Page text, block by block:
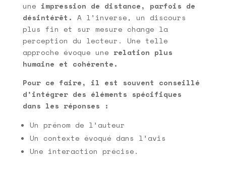
une impression de distance, parfois de
désintérêt. A l’inverse, un discours
plus fin et sur mesure change la
perception du lecteur. Une telle
approche évoque une relation plus
humaine et cohérente.
Pour ce faire, il est souvent conseillé
d’intégrer des éléments spécifiques
dans les réponses :
Un prénom de l’auteur
Un contexte évoqué dans l’avis
Une interaction précise.